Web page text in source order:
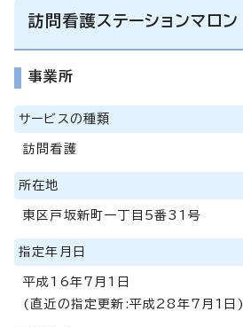
訪問看護ステーションマロン
事業所
サービスの種類
訪問看護
所在地
東区戸坂新町一丁目5番31号
指定年月日
平成16年7月1日
(直近の指定更新:平成28年7月1日)